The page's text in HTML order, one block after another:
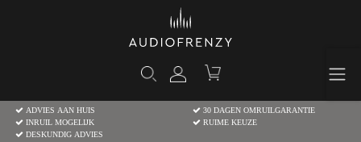
ADVIES AAN HUIS
30 DAGEN OMRUILGARANTIE
INRUIL MOGELIJK
RUIME KEUZE
DESKUNDIG ADVIES